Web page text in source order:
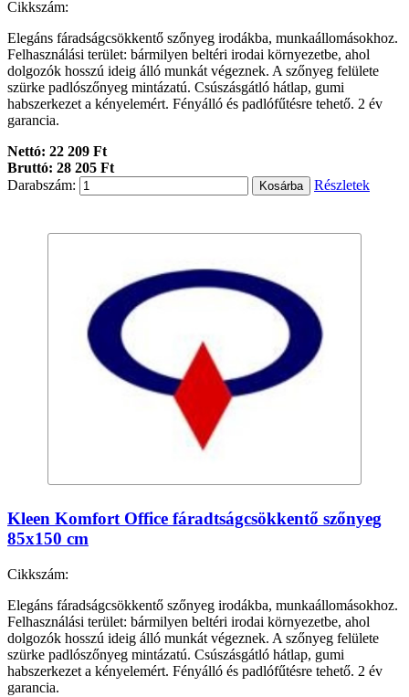
Cikkszám:
Elegáns fáradságcsökkentő szőnyeg irodákba, munkaállomásokhoz.
Felhasználási terület: bármilyen beltéri irodai környezetbe, ahol
dolgozók hosszú ideig álló munkát végeznek. A szőnyeg felülete
szürke padlószőnyeg mintázatú. Csúszásgátló hátlap, gumi
habszerkezet a kényelemért. Fényálló és padlófűtésre tehető. 2 év
garancia.
Nettó: 22 209 Ft
Bruttó: 28 205 Ft
Darabszám:
Részletek
Kleen Komfort Office fáradtságcsökkentő szőnyeg
85x150 cm
Cikkszám:
Elegáns fáradságcsökkentő szőnyeg irodákba, munkaállomásokhoz.
Felhasználási terület: bármilyen beltéri irodai környezetbe, ahol
dolgozók hosszú ideig álló munkát végeznek. A szőnyeg felülete
szürke padlószőnyeg mintázatú. Csúszásgátló hátlap, gumi
habszerkezet a kényelemért. Fényálló és padlófűtésre tehető. 2 év
garancia.